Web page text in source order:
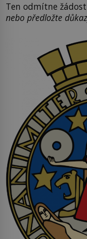
Ten odmítne
nebo předložte